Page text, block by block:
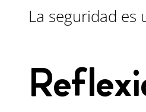
La seguridad es